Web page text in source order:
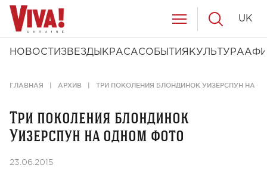
НОВОСТИ ЗВЕЗДЫ КРАСАСОБЫТИЯ КУЛЬТУРА
UK
ГЛАВНАЯ АРХИВ ТРИ ПОКОЛЕНИЯ БЛОНДИНОК УИЗЕРСПУН НА
Три поколения блондинок
Уизерспун на одном фото
23.06.2015